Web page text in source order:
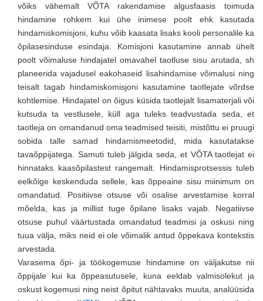
võiks vähemalt VÕTA rakendamise algusfaasis toimuda
hindamine rohkem kui ühe inimese poolt ehk kasutada
hindamiskomisjoni, kuhu võib kaasata lisaks kooli personalile ka
õpilasesinduse esindaja. Komisjoni kasutamine annab ühelt
poolt võimaluse hindajatel omavahel taotluse sisu arutada, sh
planeerida vajadusel eakohaseid lisahindamise võimalusi ning
teisalt tagab hindamiskomisjoni kasutamine taotlejate võrdse
kohtlemise. Hindajatel on õigus küsida taotlejalt lisamaterjali või
kutsuda ta vestlusele, küll aga tuleks teadvustada seda, et
taotleja on omandanud oma teadmised teisiti, mistõttu ei pruugi
sobida talle samad hindamismeetodid, mida kasutatakse
tavaõppijatega. Samuti tuleb jälgida seda, et VÕTA taotlejat ei
hinnataks kaasõpilastest rangemalt. Hindamisprotsessis tuleb
eelkõige keskenduda sellele, kas õppeaine sisu miinimum on
omandatud. Positiivse otsuse või osalise arvestamise korral
mõelda, kas ja millist tuge õpilane lisaks vajab. Negatiivse
otsuse puhul väärtustada omandatud teadmisi ja oskusi ning
tuua välja, miks neid ei ole võimalik antud õppekava kontekstis
arvestada.
Varasema õpi- ja töökogemuse hindamine on väljakutse nii
õppijale kui ka õppeasutusele, kuna eeldab valmisolekut ja
oskust kogemusi ning neist õpitut nähtavaks muuta, analüüsida